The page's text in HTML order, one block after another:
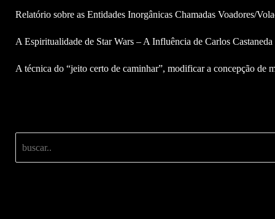
Relatório sobre as Entidades Inorgânicas Chamadas Voadores/
A Espiritualidade de Star Wars – A Influência de Carlos
A técnica do “jeito certo de caminhar”, modificar a concepção de
Buscar